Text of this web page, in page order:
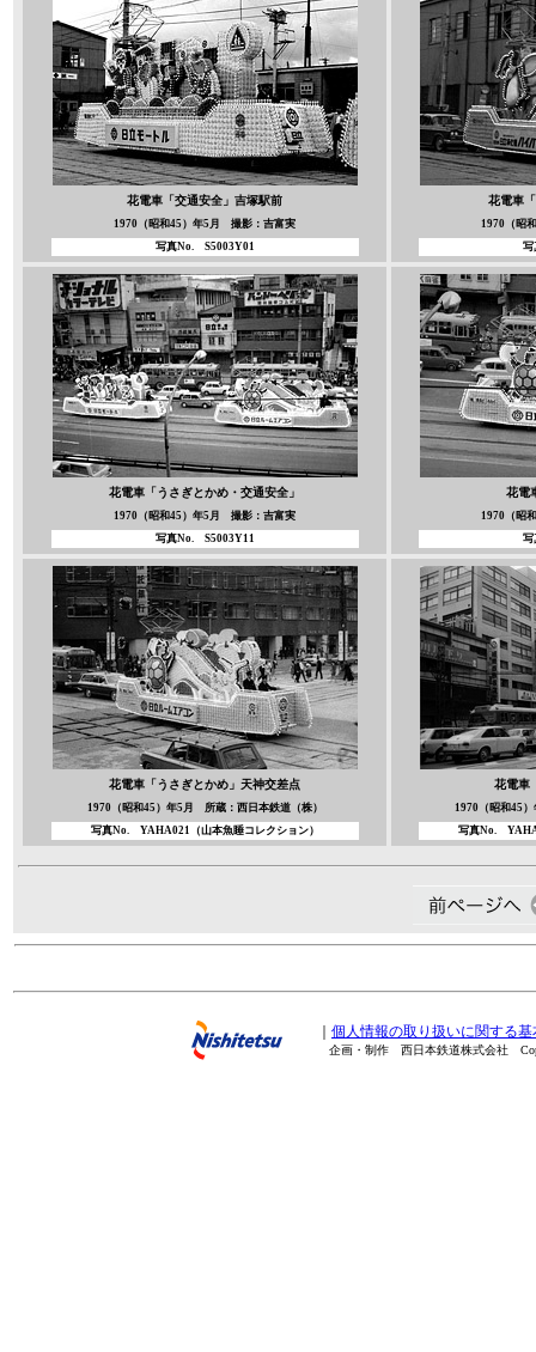
花電車「交通安全」 吉塚駅前
1970（昭和45）年5月 撮影：吉富実
写真No. S5003Y01
花電車
1970（昭
写
花電車「うさぎとかめ・交通安全」
1970（昭和45）年5月 撮影：吉富実
写真No. S5003Y11
花電
1970（昭
写
花電車「うさぎとかめ」 天神交差点
1970（昭和45）年5月 所蔵：西日本鉄道（株）
写真No. YAHA021 （山本魚睡コレクション）
花電車
1970（昭和45
写真No.
個人情報の取り扱いに関する基
企画・制作 西日本鉄道株式会社